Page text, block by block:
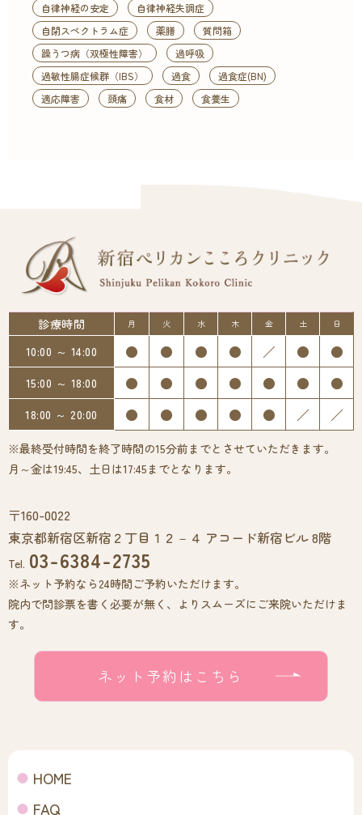
自律神経の安定
自律神経失調症
自閉スペクトラム症
薬膳
質問箱
躁うつ病（双極性障害）
過呼吸
過敏性腸症候群（IBS）
過食
過食症(BN)
適応障害
頭痛 食材 食養生
診療時間 月 火 水 木 金 土 日
10:00 ～ 14:00 ● ● ● ● ／ ● ●
15:00 ～ 18:00 ● ● ● ● ● ● ●
18:00 ～ 20:00 ● ● ● ● ● ／ ／
※最終受付時間を終了時間の15分前までとさせていただきます。
月～金は19:45、土日は17:45までとなります。
〒160-0022
東京都新宿区新宿２丁目１２－４ アコード新宿ビル 8階
Tel. 03-6384-2735
※ネット予約なら24時間ご予約いただけます。
院内で問診票を書く必要が無く、よりスムーズにご来院いただけま
す。
ネット予約はこちら
HOME
FAQ